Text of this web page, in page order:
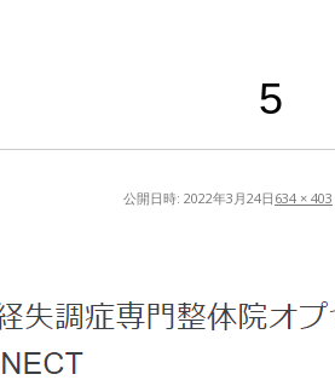
5
公開日時: 2022年3月24日 634 × 403